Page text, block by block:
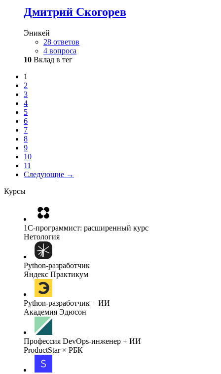
Дмитрий Скогорев
Эникей
28 ответов
4 вопроса
10 Вклад в тег
1
2
3
4
5
6
7
8
9
10
11
Следующие →
Курсы
1C-программист: расширенный курс
Нетология
Python-разработчик
Яндекс Практикум
Python-разработчик + ИИ
Академия Эдюсон
Профессия DevOps-инженер + ИИ
ProductStar × РБК